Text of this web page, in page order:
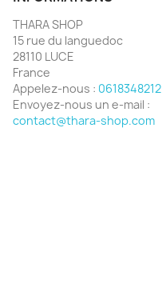
THARA SHOP
15 rue du languedoc
28110 LUCE
France
Appelez-nous : 0618348212
Envoyez-nous un e-mail :
contact@thara-shop.com